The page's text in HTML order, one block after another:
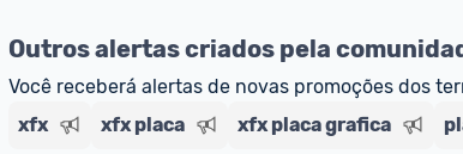
Outros alertas criados pela
Você receberá alertas de novas promoções dos
xfx
xfx placa xfx placa grafica